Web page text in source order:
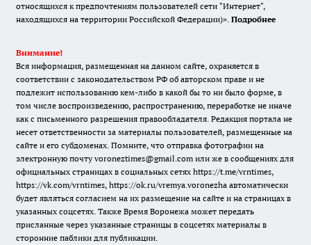
относящихся к предпочтениям пользователей сети "Интернет",
находящихся на территории Российской Федерации)». Подробнее
Внимание!
Вся информация, размещенная на данном сайте, охраняется в
соответствии с законодательством РФ об авторском праве и не
подлежит использованию кем-либо в какой бы то ни было форме, в
том числе воспроизведению, распространению, переработке не иначе
как с письменного разрешения правообладателя. Редакция портала не
несет ответственности за материалы пользователей, размещенные на
сайте и его субдоменах. Помните, что отправка фотографии на
электронную почту voroneztimes@gmail.com или же в сообщениях для
официальных страницах в социальных сетях https://t.me/vrntimes,
https://vk.com/vrntimes, https://ok.ru/vremya.voronezha автоматически
будет являться согласием на их размещение на сайте и на страницах в
указанных соцсетях. Также Время Воронежа может передать
присланные через указанные страницы в соцсетях материалы в
сторонние паблики для публикации.